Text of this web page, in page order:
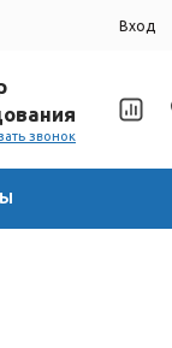
Вход
звонок